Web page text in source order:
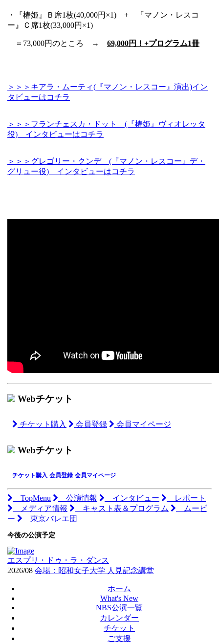
・『椿姫』Ｂ席1枚(40,000円×1) + 『マノン・レスコ
ー』Ｃ席1枚(33,000円×1)
＝73,000円のところ → 69,000円！+プログラム1冊
＞＞＞キアラ・ムーティ(『マノン・レスコー』演出)イン
タビューはコチラ
＞＞＞フランチェスカ・ドット (『椿姫』ヴィオレッタ
役) インタビューはコチラ
＞＞＞グレゴリー・クンデ (『マノン・レスコー』デ・
グリュー役) インタビューはコチラ
Webチケット
チケット購入 会員登録 会員マイページ
Webチケット
チケット購入 会員登録 会員マイページ
TopMenu 公演情報 インタビュー
レポート
メディア情報
キャスト表＆プログラム
ムービ
ー
東京バレエ団
今後の公演予定
エスプリ・ドゥ・ラ・ダンス
2026/08 会場：昭和女子大学 人見記念講堂
ホーム
What's New
NBS公演一覧
カレンダー
チケット
ご支援